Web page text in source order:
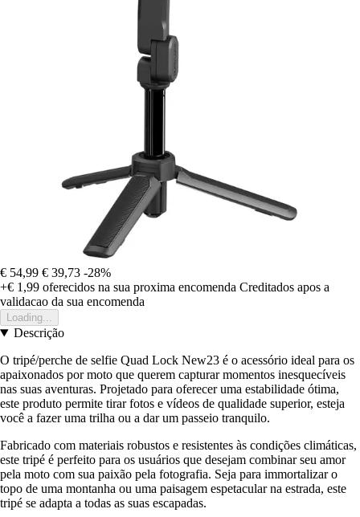
€ 54,99 € 39,73 -28%
+€ 1,99 oferecidos na sua proxima encomenda Creditados apos a
validacao da sua encomenda
Loading...
Descrição
O tripé/perche de selfie Quad Lock New23 é o acessório ideal para os
apaixonados por moto que querem capturar momentos inesquecíveis
nas suas aventuras. Projetado para oferecer uma estabilidade ótima,
este produto permite tirar fotos e vídeos de qualidade superior, esteja
você a fazer uma trilha ou a dar um passeio tranquilo.
Fabricado com materiais robustos e resistentes às condições climáticas,
este tripé é perfeito para os usuários que desejam combinar seu amor
pela moto com sua paixão pela fotografia. Seja para immortalizar o
topo de uma montanha ou uma paisagem espetacular na estrada, este
tripé se adapta a todas as suas escapadas.